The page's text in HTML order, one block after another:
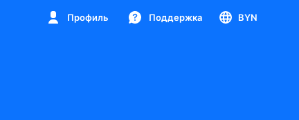
Профиль Поддержка BYN